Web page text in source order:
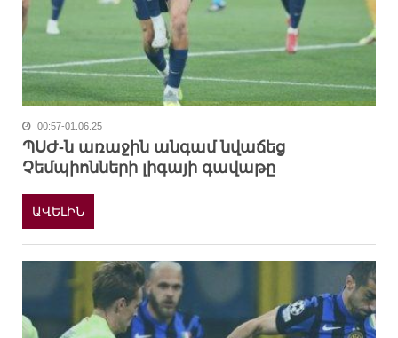
00:57-01.06.25
ՊՍԺ-ն առաջին անգամ նվաճեց
Չեմպիոնների լիգայի գավաթը
ԱՎԵԼԻՆ